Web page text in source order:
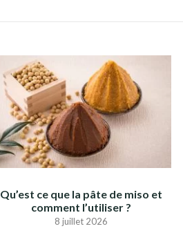
Qu’est ce que la pâte de miso et
comment l’utiliser ?
8 juillet 2026